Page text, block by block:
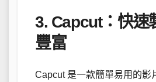
3. Capcut：快速
豐富
Capcut 是一款簡單易用的影